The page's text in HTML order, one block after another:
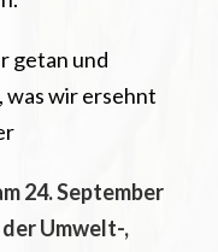
getan und
was wir ersehnt
24. September
Umwelt-,